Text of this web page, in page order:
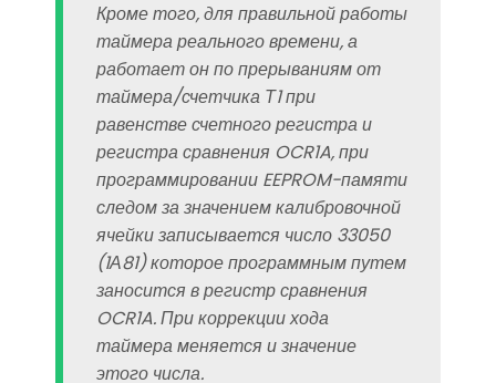
Кроме того, для правильной работы
таймера реального времени, а
работает он по прерываниям от
таймера/счетчика Т1 при
равенстве счетного регистра и
регистра сравнения OCR1A, при
программировании EEPROM-памяти
следом за значением калибровочной
ячейки записывается число 33050
(1А81) которое программным путем
заносится в регистр сравнения
OCR1A. При коррекции хода
таймера меняется и значение
этого числа.